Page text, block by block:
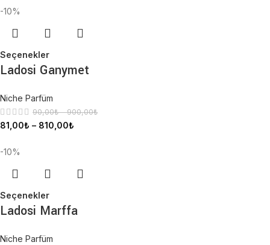
-10%
Seçenekler
Ladosi Ganymet
Niche Parfüm
90,00₺ –900,00₺
81,00₺ – 810,00₺
-10%
Seçenekler
Ladosi Marffa
Niche Parfüm